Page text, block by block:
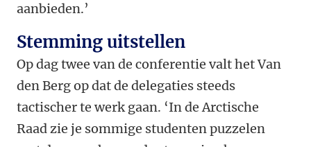
aanbieden.’
Stemming uitstellen
Op dag twee van de conferentie valt het Van
den Berg op dat de delegaties steeds
tactischer te werk gaan. ‘In de Arctische
Raad zie je sommige studenten puzzelen